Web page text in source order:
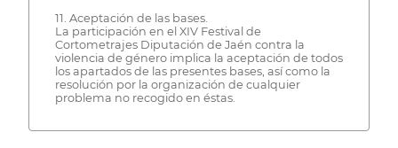
11. Aceptación de las bases.
La participación en el XIV Festival de
Cortometrajes Diputación de Jaén contra la
violencia de género implica la aceptación de todos
los apartados de las presentes bases, así como la
resolución por la organización de cualquier
problema no recogido en éstas.